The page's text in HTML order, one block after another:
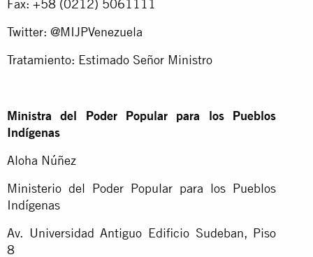
Fax: +58 (0212) 5061111
Twitter: @MIJPVenezuela
Tratamiento: Estimado Señor Ministro
Ministra del Poder Popular para los Pueblos
Indígenas
Aloha Núñez
Ministerio del Poder Popular para los Pueblos
Indígenas
Av. Universidad Antiguo Edificio Sudeban, Piso
8